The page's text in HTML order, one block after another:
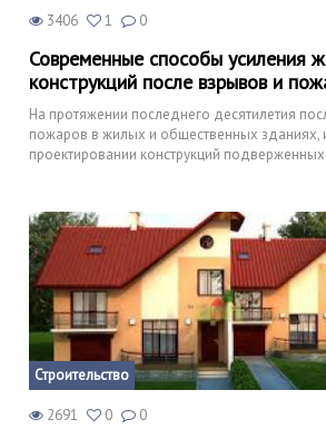
3406 1 0
Современные способы усиления
конструкций после взрывов и
На протяжении последнего десятилетия
пожаров в жилых и общественных зданиях,
проектировании конструкций
Строительство
2691 0 0